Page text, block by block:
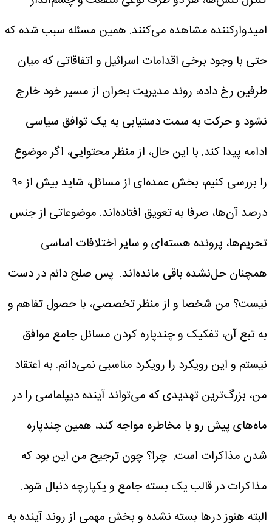
امیدوارکننده مشاهده می‌کنند. همین مسئله سبب شده که
حتی با وجود برخی اقدامات اسرائیل و اتفاقاتی که میان
طرفین رخ داده، روند مدیریت بحران از مسیر خود خارج
نشود و حرکت به سمت دستیابی به یک توافق سیاسی
ادامه پیدا کند. با این حال، از منظر محتوایی، اگر موضوع
را بررسی کنیم، بخش عمده‌ای از مسائل، شاید بیش از ۹۰
درصد آن‌ها، صرفا به تعویق افتاده‌اند. موضوعاتی از جنس
تحریم‌ها، پرونده هسته‌ای و سایر اختلافات اساسی
همچنان حل‌نشده باقی مانده‌اند. پس صلح دائم در دست
نیست؟ من شخصا و از منظر تخصصی، با حصول تفاهم و
به تبع آن، تفکیک و چندپاره کردن مسائل جامع موافق
نیستم و این رویکرد را رویکرد مناسبی نمی‌دانم. به اعتقاد
من، بزرگ‌ترین تهدیدی که می‌تواند آینده دیپلماسی را در
ماه‌های پیش رو با مخاطره مواجه کند، همین چندپاره
شدن مذاکرات است. چرا؟چون ترجیح من این بود که
مذاکرات در قالب یک بسته جامع و یکپارچه دنبال شود.
البته هنوز درها بسته نشده و بخش مهمی از روند آینده به